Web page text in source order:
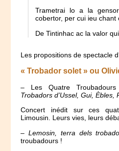
Trametrai lo a la
cobertor, per cui ieu chant
De Tintinhac ac la valor
Les propositions de spectacle
« Trobador solet » ou
– Les Quatre
Trobadors d’Ussel, Gui, Èbles,
Concert inédit sur ces
Limousin. Leurs vies, leurs
–Lemosin, terra dels
troubadours !